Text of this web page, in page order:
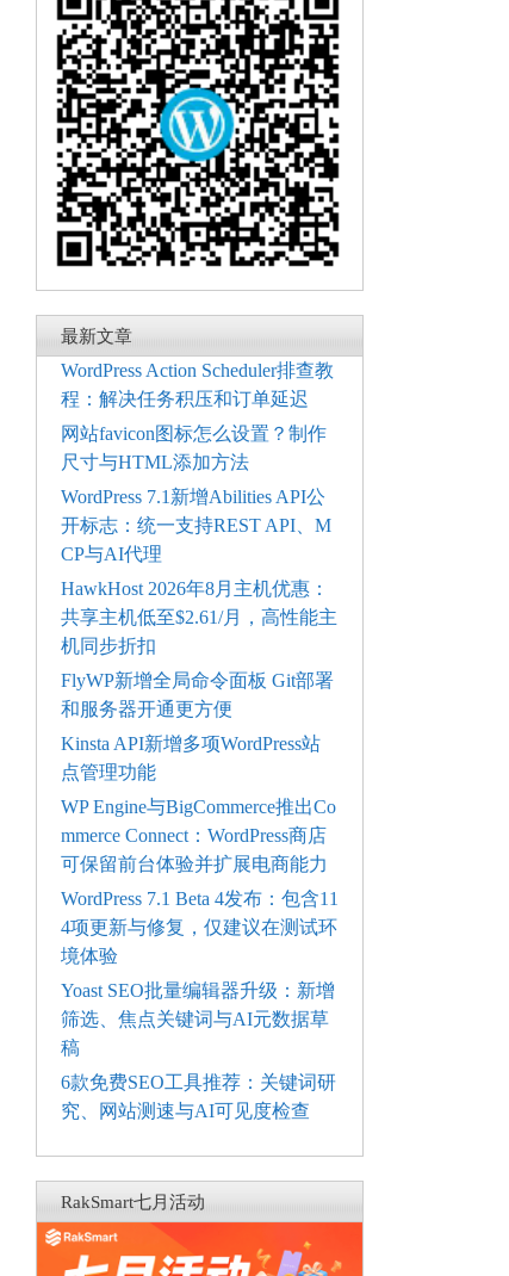
最新文章
WordPress Action Scheduler排查教
程：解决任务积压和订单延迟
网站favicon图标怎么设置？制作
尺寸与HTML添加方法
WordPress 7.1新增Abilities API公
开标志：统一支持REST API、M
CP与AI代理
HawkHost 2026年8月主机优惠：
共享主机低至$2.61/月，高性能主
机同步折扣
FlyWP新增全局命令面板 Git部署
和服务器开通更方便
Kinsta API新增多项WordPress站
点管理功能
WP Engine与BigCommerce推出Co
mmerce Connect：WordPress商店
可保留前台体验并扩展电商能力
WordPress 7.1 Beta 4发布：包含11
4项更新与修复，仅建议在测试环
境体验
Yoast SEO批量编辑器升级：新增
筛选、焦点关键词与AI元数据草
稿
6款免费SEO工具推荐：关键词研
究、网站测速与AI可见度检查
RakSmart七月活动